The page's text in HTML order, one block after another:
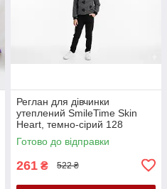
Реглан для дівчинки
утеплений SmileTime Skin
Heart, темно-сірий 128
Готово до відправки
261 ₴ 522 ₴